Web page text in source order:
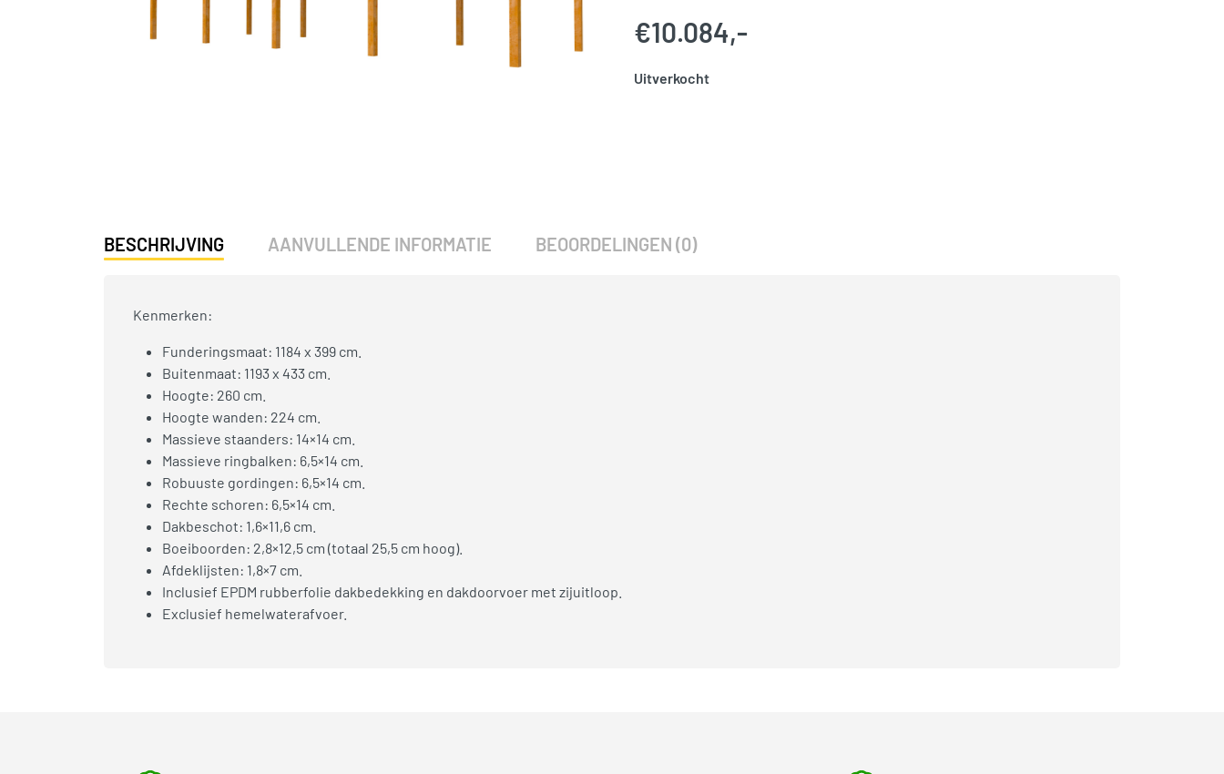
€10.084,-
Uitverkocht
BESCHRIJVING AANVULLENDE INFORMATIE BEOORDELINGEN (0)
Kenmerken:
Funderingsmaat: 1184 x 399 cm.
Buitenmaat: 1193 x 433 cm.
Hoogte: 260 cm.
Hoogte wanden: 224 cm.
Massieve staanders: 14×14 cm.
Massieve ringbalken: 6,5×14 cm.
Robuuste gordingen: 6,5×14 cm.
Rechte schoren: 6,5×14 cm.
Dakbeschot: 1,6×11,6 cm.
Boeiboorden: 2,8×12,5 cm (totaal 25,5 cm hoog).
Afdeklijsten: 1,8×7 cm.
Inclusief EPDM rubberfolie dakbedekking en dakdoorvoer met zijuitloop.
Exclusief hemelwaterafvoer.